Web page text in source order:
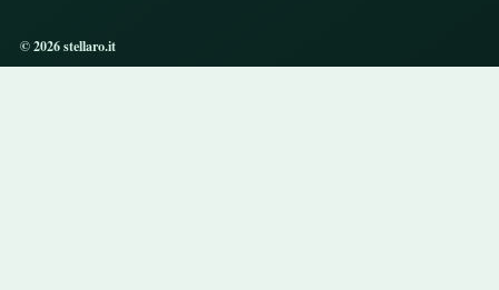
© 2026 stellaro.it